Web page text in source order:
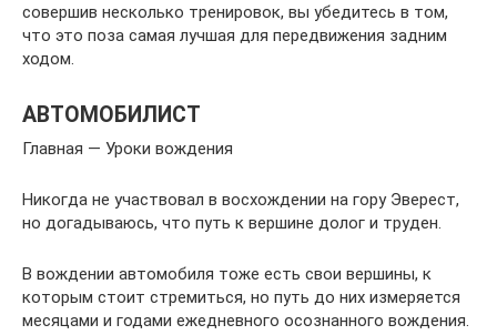
совершив несколько тренировок, вы убедитесь в том,
что это поза самая лучшая для передвижения задним
ходом.
АВТОМОБИЛИСТ
Главная — Уроки вождения
Никогда не участвовал в восхождении на гору Эверест,
но догадываюсь, что путь к вершине долог и труден.
В вождении автомобиля тоже есть свои вершины, к
которым стоит стремиться, но путь до них измеряется
месяцами и годами ежедневного осознанного вождения.